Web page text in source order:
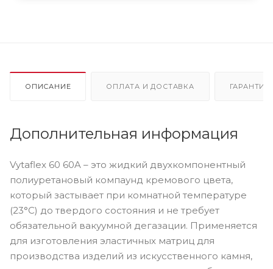
ОПИСАНИЕ ОПЛАТА И ДОСТАВКА
Дополнительная информация
Vytaflex 60 60A – это жидкий двухкомпонентный
полиуретановый компаунд кремового цвета,
который застывает при комнатной температуре
(23°С) до твердого состояния и не требует
обязательной вакуумной дегазации. Применяется
для изготовления эластичных матриц для
производства изделий из искусственного камня,